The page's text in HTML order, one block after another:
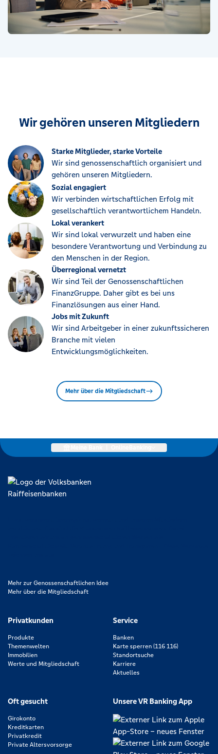
Wir gehören unseren Mitgliedern
Starke Mitglieder, starke Vorteile
Wir sind genossenschaftlich organisiert und
gehören unseren Mitgliedern.
Sozial engagiert
Wir verbinden wirtschaftlichen Erfolg mit
gesellschaftlich verantwortlichem Handeln.
Lokal verankert
Wir sind lokal verwurzelt und haben eine
besondere Verantwortung und Verbindung zu
den Menschen in der Region.
Überregional vernetzt
Wir sind Teil der Genossenschaftlichen
FinanzGruppe. Daher gibt es bei uns
Finanzlösungen aus einer Hand.
Jobs mit Zukunft
Wir sind Arbeitgeber in einer zukunftssicheren
Branche mit vielen
Entwicklungsmöglichkeiten.
Mehr über die Mitgliedschaft
Mehr zur Genossenschaftlichen Idee
Mehr über die Mitgliedschaft
Privatkunden
Produkte
Themenwelten
Immobilien
Werte und Mitgliedschaft
Service
Banken
Karte sperren (116 116)
Standortsuche
Karriere
Aktuelles
Oft gesucht
Girokonto
Kreditkarten
Privatkredit
Private Altersvorsorge
Unsere VR Banking App